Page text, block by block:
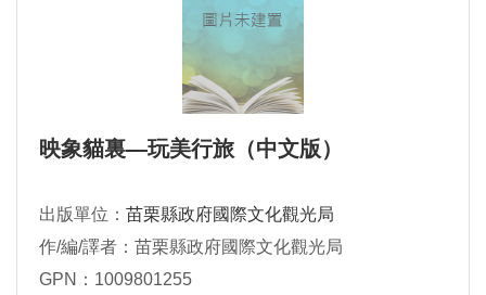
映象貓裏—玩美行旅（中文版）
出版單位： 苗栗縣政府國際文化觀光局
作/編/譯者：苗栗縣政府國際文化觀光局
GPN：1009801255